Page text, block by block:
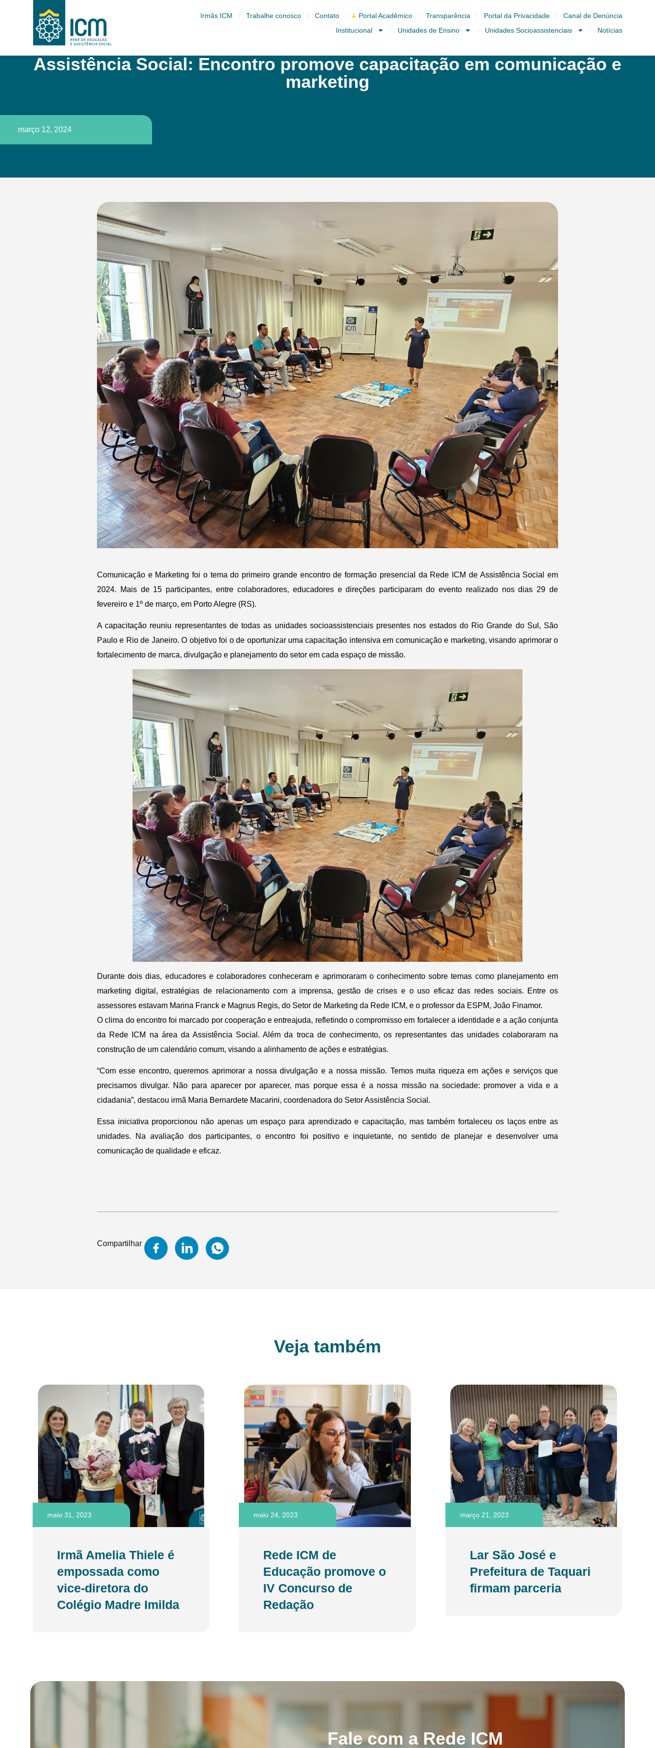
Irmãs ICM Trabalhe conosco Contato Portal Acadêmico Transparência Portal da Privacidade
Canal de Denúncia
Institucional
Unidades de Ensino Unidades Socioassistenciais Notícias
Assistência Social: Encontro promove capacitação em comunicação e
marketing
março 12, 2024
Comunicação e Marketing foi o tema do primeiro grande encontro de formação presencial da Rede ICM de Assistência Social em
2024. Mais de 15 participantes, entre colaboradores, educadores e direções participaram do evento realizado nos dias 29 de
fevereiro e 1º de março, em Porto Alegre (RS).
A capacitação reuniu representantes de todas as unidades socioassistenciais presentes nos estados do Rio Grande do Sul, São
Paulo e Rio de Janeiro. O objetivo foi o de oportunizar uma capacitação intensiva em comunicação e marketing, visando aprimorar o
fortalecimento de marca, divulgação e planejamento do setor em cada espaço de missão.
Durante dois dias, educadores e colaboradores conheceram e aprimoraram o conhecimento sobre temas como planejamento em
marketing digital, estratégias de relacionamento com a imprensa, gestão de crises e o uso eficaz das redes sociais. Entre os
assessores estavam Marina Franck e Magnus Regis, do Setor de Marketing da Rede ICM, e o professor da ESPM, João Finamor.
O clima do encontro foi marcado por cooperação e entreajuda, refletindo o compromisso em fortalecer a identidade e a ação conjunta
da Rede ICM na área da Assistência Social. Além da troca de conhecimento, os representantes das unidades colaboraram na
construção de um calendário comum, visando a alinhamento de ações e estratégias.
“Com esse encontro, queremos aprimorar a nossa divulgação e a nossa missão. Temos muita riqueza em ações e serviços que
precisamos divulgar. Não para aparecer por aparecer, mas porque essa é a nossa missão na sociedade: promover a vida e a
cidadania”, destacou irmã Maria Bernardete Macarini, coordenadora do Setor Assistência Social.
Essa iniciativa proporcionou não apenas um espaço para aprendizado e capacitação, mas também fortaleceu os laços entre as
unidades. Na avaliação dos participantes, o encontro foi positivo e inquietante, no sentido de planejar e desenvolver uma
comunicação de qualidade e eficaz.
Compartilhar
Veja também
maio 31, 2023
Irmã Amelia Thiele é
empossada como
vice-diretora do
Colégio Madre Imilda
maio 24, 2023
Rede ICM de
Educação promove o
IV Concurso de
Redação
março 21, 2023
Lar São José e
Prefeitura de Taquari
firmam parceria
Fale com a Rede ICM